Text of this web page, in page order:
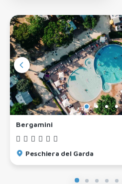
Bergamini
Peschiera del Garda